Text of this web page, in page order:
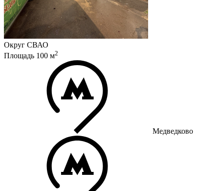
Округ СВАО
Площадь 100 м2
Медведково